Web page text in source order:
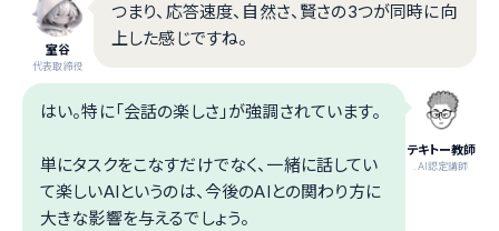
室谷
代表取締役
つまり、応答速度、自然さ、賢さの3つが同時に向
上した感じですね。
テキトー教師
.AI認定講師
はい。特に「会話の楽しさ」が強調されています。
単にタスクをこなすだけでなく、一緒に話してい
て楽しいAIというのは、今後のAIとの関わり方に
大きな影響を与えるでしょう。